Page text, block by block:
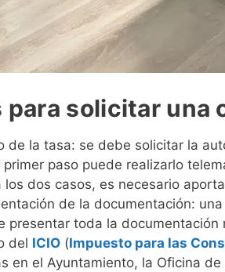
para solicitar una
de la tasa: se debe solicitar la
primer paso puede realizarlo
los dos casos, es necesario
de la documentación:
presentar toda la documentación
del ICIO (Impuesto para las
en el Ayuntamiento, la Oficina